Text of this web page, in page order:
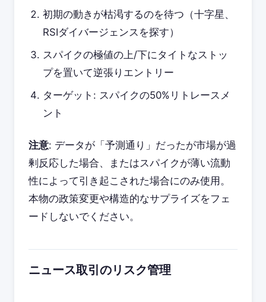
初期の動きが枯渇するのを待つ（十字星、
RSIダイバージェンスを探す）
スパイクの極値の上/下にタイトなストッ
プを置いて逆張りエントリー
ターゲット: スパイクの50%リトレースメ
ント
注意: データが「予測通り」だったが市場が過
剰反応した場合、またはスパイクが薄い流動
性によって引き起こされた場合にのみ使用。
本物の政策変更や構造的なサプライズをフェ
ードしないでください。
ニュース取引のリスク管理